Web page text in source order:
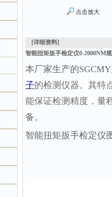
点击放大
[详细资料]
智能扭矩扳手检定仪0-2000NM
本厂家生产的
子的检测仪器。其特
能保证检测精度，量
备。
智能扭矩扳手检定仪